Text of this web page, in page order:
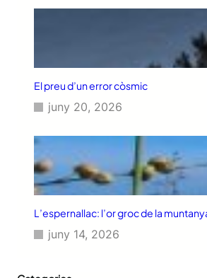
El preu d’un error còsmic
juny 20, 2026
L’espernallac: l’or groc de la
juny 14, 2026